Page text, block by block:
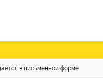
в письменной форме